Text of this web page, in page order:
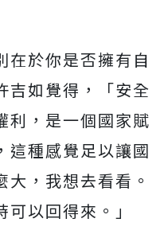
在於你是否擁有自
吉如覺得，「安全
利，是一個國家賦
這種感覺足以讓國
，我想去看看。
以回得來。」